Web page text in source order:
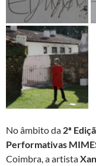
No âmbito da 2ª
Performativas
Coimbra, a artista